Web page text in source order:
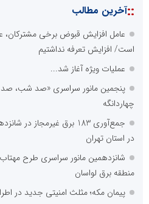
::آخرین مطالب
عامل افزایش قبوض برخی مشترکان،
است/ افزایش تعرفه نداشتیم
عملیات ویژه آغاز شد...
پنجمین مانور سراسری «صد شب، صد
چهاردانگه
جمع‌آوری 183 برق غیرمجاز
در استان تهران
شانزدهمین مانور سراسری طرح مهتاب
منطقه برق لواسان
پیمان مکه؛ مثلث امنیتی جدید در